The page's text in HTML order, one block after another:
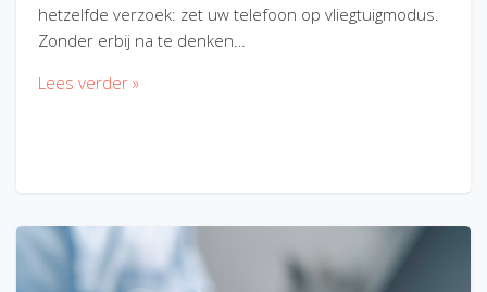
hetzelfde verzoek: zet uw telefoon op vliegtuigmodus.
Zonder erbij na te denken…
Lees verder »